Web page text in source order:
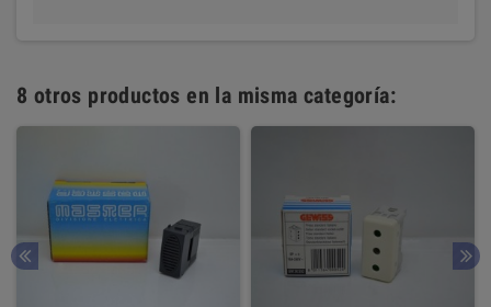
8 otros productos en la misma categoría: